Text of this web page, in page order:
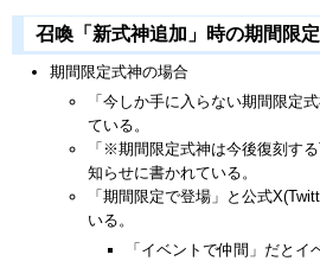
召喚「新式神追加」時の期間限
期間限定式神の場合
「今しか手に入らない期間限定
ている。
「※期間限定式神は今後復刻す
知らせに書かれている。
「期間限定で登場」と公式
いる。
「イベントで仲間」だと